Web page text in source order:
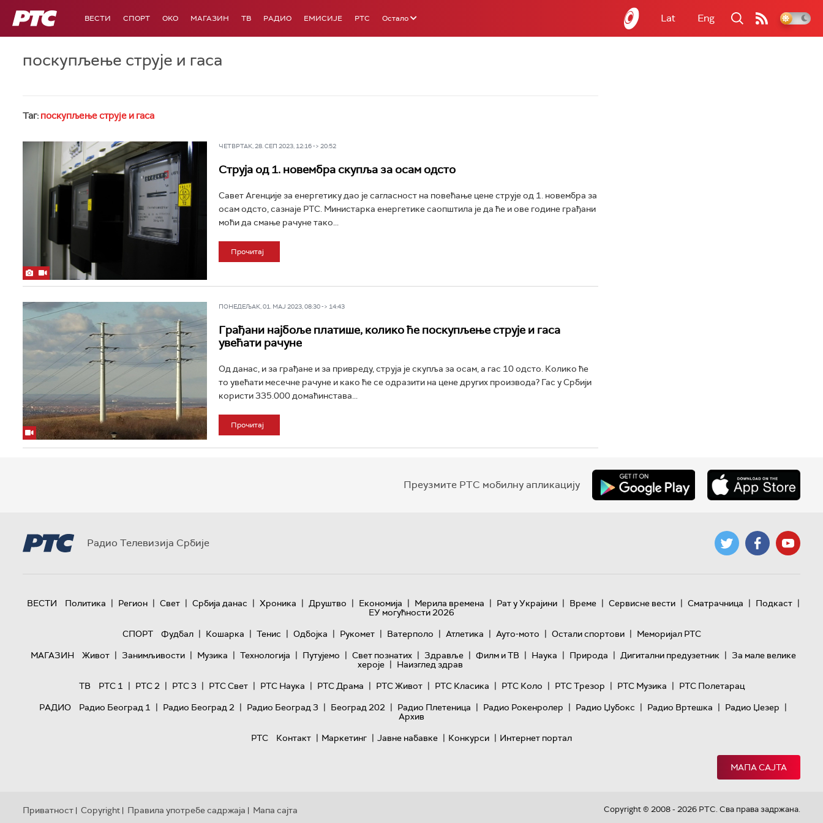
РТС ВЕСТИ СПОРТ OKO МАГАЗИН ТВ РАДИО ЕМИСИЈЕ РТС Остало Lat Eng
поскупљење струје и гаса
Таг: поскупљење струје и гаса
ЧЕТВРТАК, 28. СЕП 2023, 12:16 -> 20:52
Струја од 1. новембра скупља за осам одсто
Савет Агенције за енергетику дао је сагласност на повећање цене струје од 1. новембра за
осам одсто, сазнаје РТС. Министарка енергетике саопштила је да ће и ове године грађани
моћи да смање рачуне тако...
Прочитај
ПОНЕДЕЉАК, 01. МАЈ 2023, 08:30 -> 14:43
Грађани најбоље платише, колико ће поскупљење струје и гаса
увећати рачуне
Од данас, и за грађане и за привреду, струја је скупља за осам, а гас 10 одсто. Колико ће
то увећати месечне рачуне и како ће се одразити на цене других производа? Гас у Србији
користи 335.000 домаћинстaва...
Прочитај
Преузмите РТС мобилну апликацију
Радио Телевизија Србије
ВЕСТИ Политика | Регион | Свет | Србија данас | Хроника | Друштво | Економија | Мерила времена | Рат у Украјини | Време | Сервисне вести | Сматрачница | Подкаст |
ЕУ могућности 2026
СПОРТ
Фудбал | Кошарка | Тенис | Одбојка | Рукомет | Ватерполо | Атлетика | Ауто-мото | Остали спортови | Меморијал РТС
МАГАЗИН
Живот | Занимљивости | Музика | Технологијa | Путујемо | Свет познатих | Здравље | Филм и ТВ | Наука | Природа | Дигитални предузетник | За мале велике
хероје | Наизглед здрав
ТВ
РТС 1 | РТС 2 | РТС 3 | РТС Свет | РТС Наука | РТС Драма | РТС Живот | РТС Класика | РТС Коло | РТС Трезор | РТС Музика | РТС Полетарац
РАДИО
Радио Београд 1 | Радио Београд 2 | Радио Београд 3 | Београд 202 | Радио Плетеница | Радио Рокенролер | Радио Џубокс | Радио Вртешка | Радио Џезер |
Архив
РТС
Контакт | Маркетинг | Јавне набавке | Конкурси | Интернет портал
МАПА САЈТА
Приватност | Copyright | Правила употребе садржаја | Мапа сајта Copyright © 2008 - 2026 РТС. Сва права задржана.